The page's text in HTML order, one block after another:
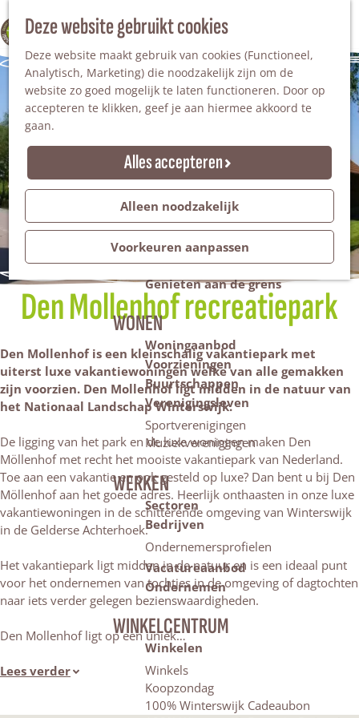
Deze website gebruikt cookies
Deze website maakt gebruik van cookies (Functioneel,
Analytisch, Marketing) die noodzakelijk zijn om de
website zo goed mogelijk te laten functioneren. Door op
accepteren te klikken, geef je aan hiermee akkoord te
gaan.
Alles accepteren
Alleen noodzakelijk
Voorkeuren aanpassen
100% WINTERSWIJK
Z
o
e
k
e
n
M
e
n
u
Natuurgebieden
Steengroeve
Tuinen en parken
Recreatieplas Het Hilgelo
Overnachten
Campings & vakantieparken
Vakantiehuizen
Groepsaccommodaties
Hotels
Evenementen
Restantendag
Volksfeest & Bloemencorso
Promotie evenementen
Genieten aan de grens
WONEN
Woningaanbod
Voorzieningen
Buurtschappen
Verenigingsleven
Sportverenigingen
Muziekverenigingen
WERKEN
Sectoren
Bedrijven
Ondernemersprofielen
Vacatureaanbod
Ondernemen
WINKELCENTRUM
Winkelen
Winkels
Koopzondag
100% Winterswijk Cadeaubon
Den Mollenhof recreatiepark
Den Mollenhof is een kleinschalig vakantiepark met
uiterst luxe vakantiewoningen welke van alle gemakken
zijn voorzien. Den Mollenhof ligt midden in de natuur van
het Nationaal Landschap Winterswijk.
De ligging van het park en de luxe woningen maken Den
Möllenhof met recht het mooiste vakantiepark van Nederland.
Toe aan een vakantie en ook gesteld op luxe? Dan bent u bij Den
Möllenhof aan het goede adres. Heerlijk onthaasten in onze luxe
vakantiewoningen in de schitterende omgeving van Winterswijk
in de Gelderse Achterhoek.
Het vakantiepark ligt midden in de natuur en is een ideaal punt
voor het ondernemen van tochtjes in de omgeving of dagtochten
naar iets verder gelegen bezienswaardigheden.
Den Mollenhof ligt op een uniek…
Lees verder